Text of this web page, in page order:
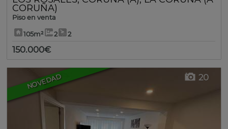
CORUÑA)
Piso en venta
105m² 2 2
150.000€
NOVEDAD 20